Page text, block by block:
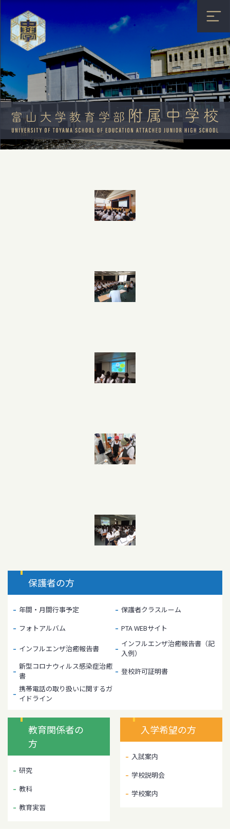
保護者の方
年間・月間行事予定
保護者クラスルーム
フォトアルバム
PTA WEBサイト
インフルエンザ治癒報告書
インフルエンザ治癒報告書（記
入例）
新型コロナウィルス感染症治癒
書
登校許可証明書
携帯電話の取り扱いに関するガ
イドライン
教育関係者の
方
研究
教科
教育実習
入学希望の方
入試案内
学校説明会
学校案内